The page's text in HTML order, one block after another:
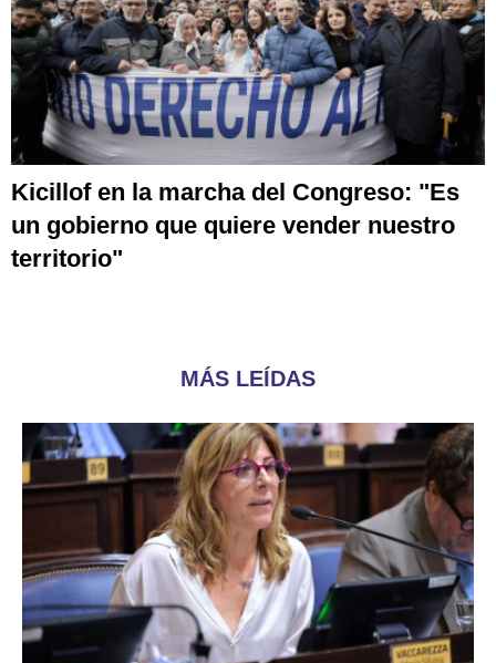
Kicillof en la marcha del Congreso: "Es
un gobierno que quiere vender nuestro
territorio"
MÁS LEÍDAS